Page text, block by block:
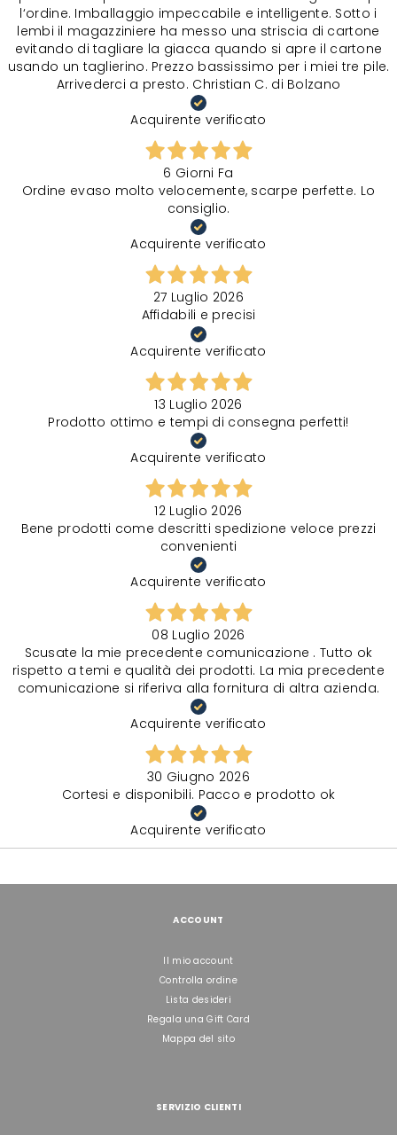
l‘ordine. Imballaggio impeccabile e intelligente. Sotto i
lembi il magazziniere ha messo una striscia di cartone
evitando di tagliare la giacca quando si apre il cartone
usando un taglierino. Prezzo bassissimo per i miei tre pile.
Arrivederci a presto. Christian C. di Bolzano
Acquirente verificato
6 Giorni Fa
Ordine evaso molto velocemente, scarpe perfette. Lo
consiglio.
Acquirente verificato
27 Luglio 2026
Affidabili e precisi
Acquirente verificato
13 Luglio 2026
Prodotto ottimo e tempi di consegna perfetti!
Acquirente verificato
12 Luglio 2026
Bene prodotti come descritti spedizione veloce prezzi
convenienti
Acquirente verificato
08 Luglio 2026
Scusate la mie precedente comunicazione . Tutto ok
rispetto a temi e qualità dei prodotti. La mia precedente
comunicazione si riferiva alla fornitura di altra azienda.
Acquirente verificato
30 Giugno 2026
Cortesi e disponibili. Pacco e prodotto ok
Acquirente verificato
ACCOUNT
Il mio account
Controlla ordine
Lista desideri
Regala una Gift Card
Mappa del sito
SERVIZIO CLIENTI